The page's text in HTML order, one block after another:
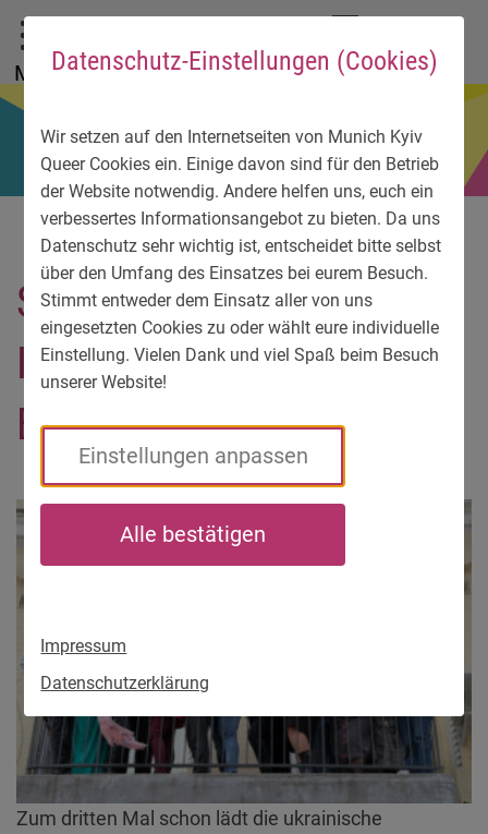
Datenschutz-Einstellungen (Cookies)
Wir setzen auf den Internetseiten von Munich Kyiv
Queer Cookies ein. Einige davon sind für den Betrieb
der Website notwendig. Andere helfen uns, euch ein
verbessertes Informationsangebot zu bieten. Da uns
Datenschutz sehr wichtig ist, entscheidet bitte selbst
über den Umfang des Einsatzes bei eurem Besuch.
Stimmt entweder dem Einsatz aller von uns
eingesetzten Cookies zu oder wählt eure individuelle
Einstellung. Vielen Dank und viel Spaß beim Besuch
unserer Website!
Einstellungen anpassen
Alle bestätigen
Impressum
Datenschutzerklärung
Zum Hauptmenü
Zum Sprachmenü
Zur Suche
Zum Inhalt
Zu den Service-Informationen
Menü
September 2019 – III.
Internationale
Elternkonferenz
Zum dritten Mal schon lädt die ukrainische